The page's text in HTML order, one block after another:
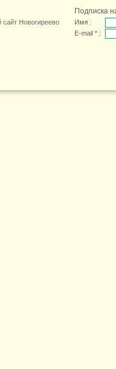
Новогиреево
Подписка
Имя :
E-mail * :